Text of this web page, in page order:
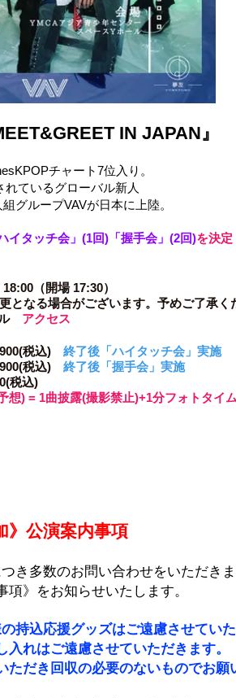
IN JAPAN』
チャート7位入り。
れているグローバル新人
グループVAVが日本に上陸。​
ハイタッチ会」(1回)「握手会」(2回)を決定
（開場 17:30）
なる場合がございます。予めご了承く
ル アクセス
税込) 終了後「ハイタッチ会」実施
税込) 終了後「握手会」実施
込)
想) = 1曲披露(撮影禁止)+1分フォトタイム
》公演案内事項
き多数のお問い合わせをいただきま
項》をお知らせいたします。
持込応援グッズはご遠慮させていた
入れはご遠慮させていただきます。
ただき回収の必要のないものでお願